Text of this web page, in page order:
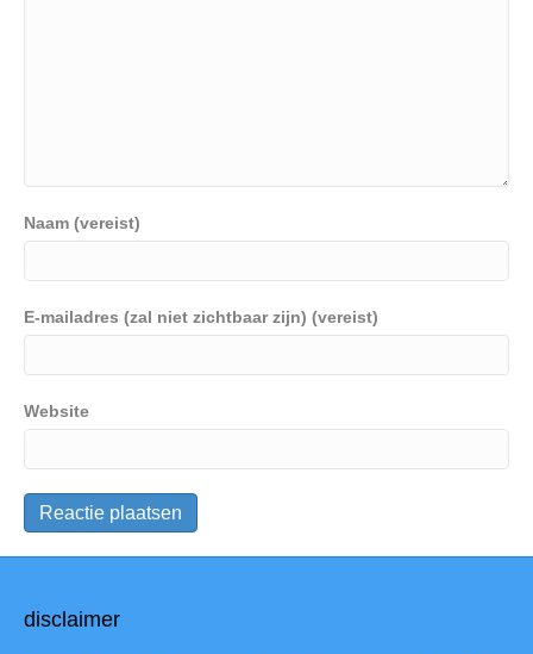
Naam (vereist)
E-mailadres (zal niet zichtbaar zijn) (vereist)
Website
disclaimer